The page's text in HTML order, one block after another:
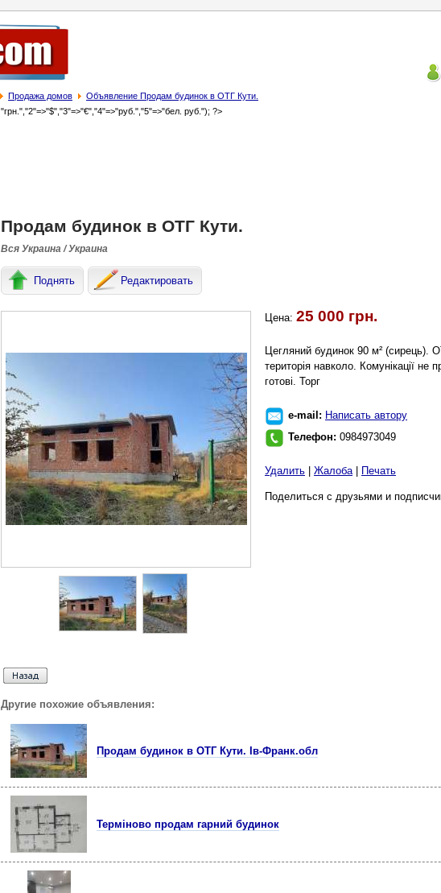
Продажа домов Объявление Продам будинок в ОТГ Кути.
"грн.","2"=>"$","3"=>"€","4"=>"руб.","5"=>"бел. руб."); ?>
Продам будинок в ОТГ Кути.
Вся Украина / Украина
Поднять Редактировать
Цена: 25 000 грн.
Цегляний будинок 90 м² (сирець).
територія навколо. Комунікації
готові. Торг
e-mail: Написать автору
Телефон: 0984973049
Удалить Жалоба| Печать
Поделиться с друзьями и
Другие похожие объявления:
Продам будинок в ОТГ Кути. Ів-Франк.обл
Терміново продам гарний будинок